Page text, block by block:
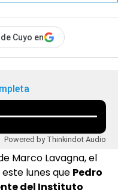
Cuyo en
Powered by Thinkindot Audio
Marco Lavagna, el
lunes que Pedro
del Instituto